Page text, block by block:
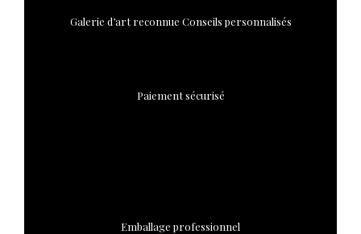
Galerie d’art reconnue Conseils personnalisés
Paiement sécurisé
Emballage professionnel